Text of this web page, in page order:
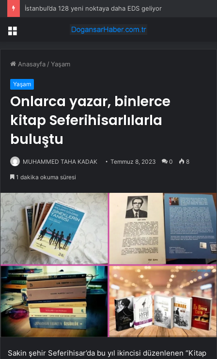
İstanbul’da 128 yeni noktaya daha EDS geliyor
Menü
Anasayfa /Yaşam
Yaşam
Onlarca yazar, binlerce
kitap Seferihisarlılarla
buluştu
MUHAMMED TAHA KADAK Temmuz 8, 2023 0 8
1 dakika okuma süresi
Sakin şehir Seferihisar’da bu yıl ikincisi düzenlenen “Kitap